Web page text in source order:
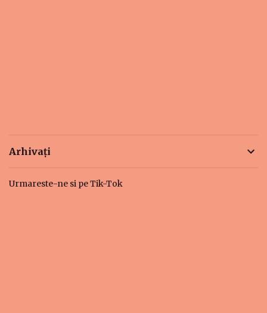
Arhivați
Urmareste-ne si pe Tik-Tok